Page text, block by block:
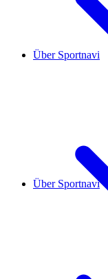
Über Sportnavi
Über Sportnavi